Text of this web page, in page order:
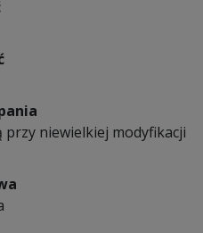
przy niewielkiej modyfikacji